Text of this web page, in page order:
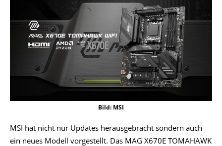
Bild: MSI
MSI hat nicht nur Updates herausgebracht sondern auch
ein neues Modell vorgestellt. Das MAG X670E TOMAHAWK